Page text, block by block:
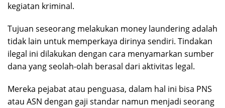
kegiatan kriminal.
Tujuan seseorang melakukan money laundering adalah
tidak lain untuk memperkaya dirinya sendiri. Tindakan
ilegal ini dilakukan dengan cara menyamarkan sumber
dana yang seolah-olah berasal dari aktivitas legal.
Mereka pejabat atau penguasa, dalam hal ini bisa PNS
atau ASN dengan gaji standar namun menjadi seorang